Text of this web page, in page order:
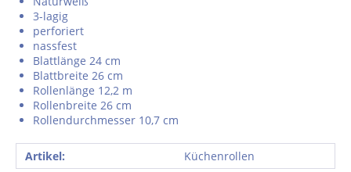
3-lagig
perforiert
nassfest
Blattlänge 24 cm
Blattbreite 26 cm
Rollenlänge 12,2 m
Rollenbreite 26 cm
Rollendurchmesser 10,7 cm
Artikel: Küchenrollen